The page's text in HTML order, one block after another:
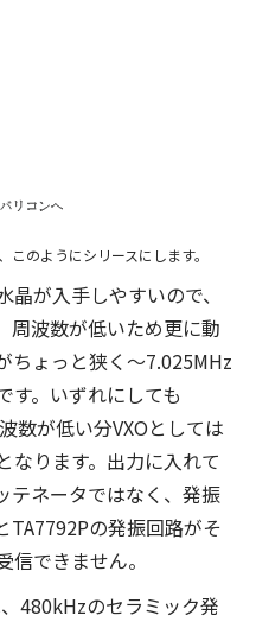
のようにシリースにします。
が入手しやすいので、
周波数が低いため更に動
ちょっと狭く～7.025MHz
す。いずれにしても
数が低い分VXOとしては
なります。出力に入れて
ネータではなく、発振
TA7792Pの発振回路がそ
できません。
480kHzのセラミック発